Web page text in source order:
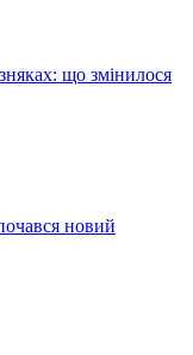
що змінилося
новий